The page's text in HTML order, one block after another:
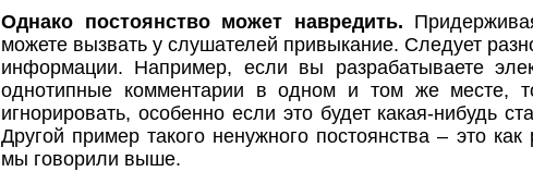
Однако постоянство может навредить.
можете вызвать у слушателей привыкание. Следует
информации. Например, если вы разрабатываете
однотипные комментарии в одном и том же месте,
игнорировать, особенно если это будет какая-нибудь
Другой пример такого ненужного постоянства – это
мы говорили выше.